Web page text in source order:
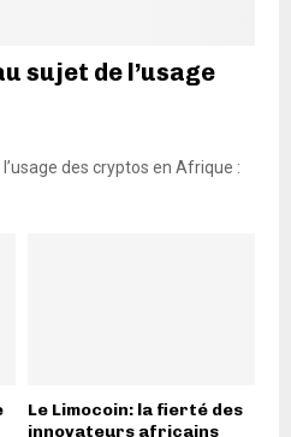
sujet de l’usage
des cryptos en Afrique :
Le Limocoin: la fierté des
innovateurs africains